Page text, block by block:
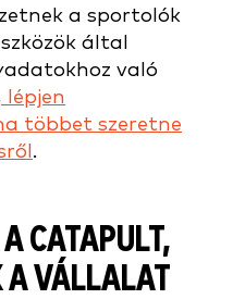
a sportolók
által
való
lépjen
többet szeretne
.
CATAPULT,
A VÁLLALAT